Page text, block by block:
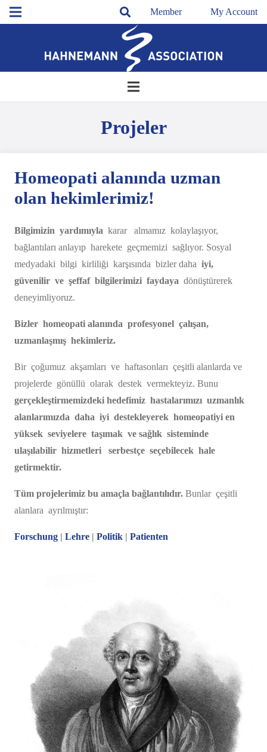
Member My Account
Projeler
Homeopati alanında uzman
olan hekimlerimiz!
Bilgimizin yardımıyla karar almamız kolaylaşıyor,
bağlantıları anlayıp harekete geçmemizi sağlıyor. Sosyal
medyadaki bilgi kirliliği karşısında bizler daha iyi,
güvenilir ve şeffaf bilgilerimizi faydaya dönüştürerek
deneyimliyoruz.
Bizler homeopati alanında profesyonel çalışan,
uzmanlaşmış hekimleriz.
Bir çoğumuz akşamları ve haftasonları çeşitli alanlarda ve
projelerde gönüllü olarak destek vermekteyiz. Bunu
gerçekleştirmemizdeki hedefimiz hastalarımızı uzmanlık
alanlarımızda daha iyi destekleyerek homeopatiyi en
yüksek seviyelere taşımak ve sağlık sisteminde
ulaşılabilir hizmetleri serbestçe seçebilecek hale
getirmektir.
Tüm projelerimiz bu amaçla bağlantılıdır. Bunlar çeşitli
alanlara ayrılmıştır:
Forschung | Lehre | Politik | Patienten